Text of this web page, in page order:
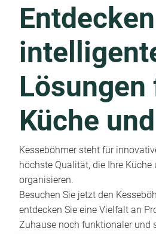
Küche
Kesseböhmer steht für
höchste Qualität, die Ihre
organisieren.
Besuchen Sie jetzt den
entdecken Sie eine Vielfalt an
Zuhause noch funktionaler und